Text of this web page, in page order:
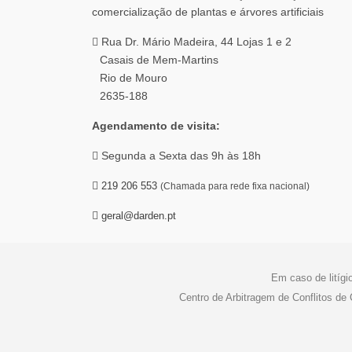
Rua Dr. Mário Madeira, 44 Lojas 1 e 2
Casais de Mem-Martins
Rio de Mouro
2635-188
Agendamento de visita:
Segunda a Sexta das 9h às 18h
219 206 553 (Chamada para rede fixa nacional)
geral@darden.pt
Em caso de
Centro de Arbitragem de Conflitos